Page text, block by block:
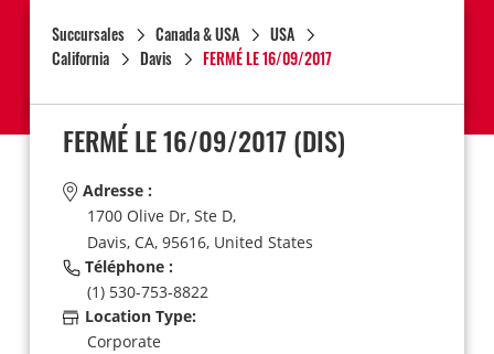
Succursales Canada & USA
USA
California
Davis FERMÉ LE 16/09/2017
FERMÉ LE 16/09/2017 (DIS)
Adresse :
1700 Olive Dr, Ste D,
Davis, CA, 95616, United States
Téléphone :
(1) 530-753-8822
Location Type:
Corporate